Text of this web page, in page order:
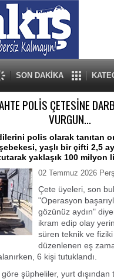
SON DAKİKA
POLİS ÇETESİNE
VURGUN...
polis olarak tanıtan
şebekesi, yaşlı bir çifti 2,5
yaklaşık 100 milyon
02 Temmuz 2026
Çete üyeleri, son
"Operasyon
gözünüz aydın"
ikram edip olay
süren teknik ve
düzenlenen eş
6 kişi tutuklandı.
şüpheliler, yurt dışından